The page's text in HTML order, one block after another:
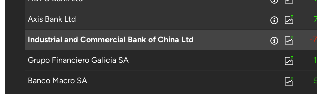
Axis Bank Ltd
Industrial and Commercial Bank of China Ltd -
Grupo Financiero Galicia SA
Banco Macro SA